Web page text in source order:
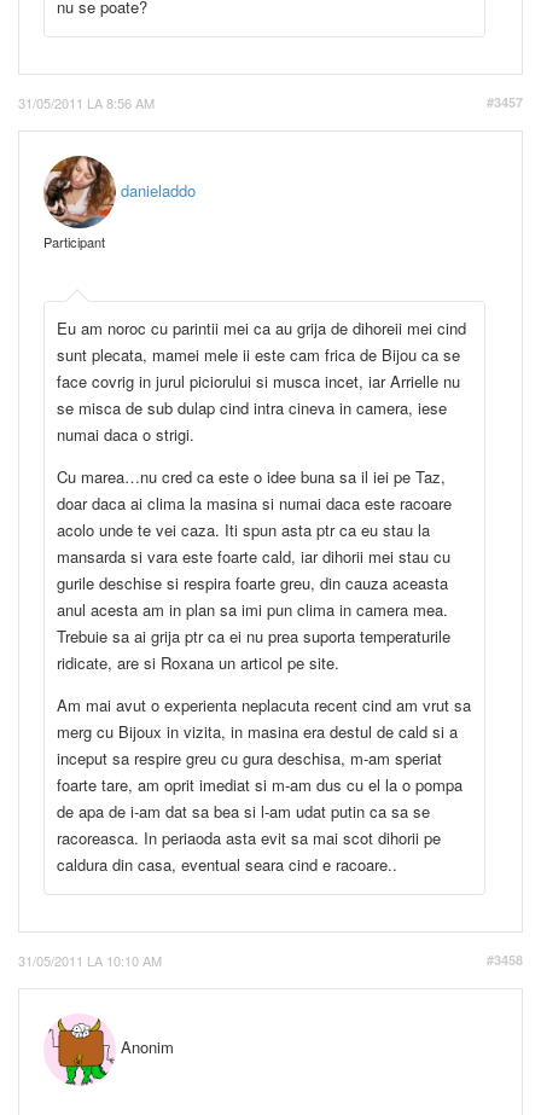
nu se poate?
31/05/2011 LA 8:56 AM #3457
danieladdo
Participant
Eu am noroc cu parintii mei ca au grija de dihoreii mei cind
sunt plecata, mamei mele ii este cam frica de Bijou ca se
face covrig in jurul piciorului si musca incet, iar Arrielle nu
se misca de sub dulap cind intra cineva in camera, iese
numai daca o strigi.
Cu marea…nu cred ca este o idee buna sa il iei pe Taz,
doar daca ai clima la masina si numai daca este racoare
acolo unde te vei caza. Iti spun asta ptr ca eu stau la
mansarda si vara este foarte cald, iar dihorii mei stau cu
gurile deschise si respira foarte greu, din cauza aceasta
anul acesta am in plan sa imi pun clima in camera mea.
Trebuie sa ai grija ptr ca ei nu prea suporta temperaturile
ridicate, are si Roxana un articol pe site.
Am mai avut o experienta neplacuta recent cind am vrut sa
merg cu Bijoux in vizita, in masina era destul de cald si a
inceput sa respire greu cu gura deschisa, m-am speriat
foarte tare, am oprit imediat si m-am dus cu el la o pompa
de apa de i-am dat sa bea si l-am udat putin ca sa se
racoreasca. In periaoda asta evit sa mai scot dihorii pe
caldura din casa, eventual seara cind e racoare..
31/05/2011 LA 10:10 AM #3458
Anonim